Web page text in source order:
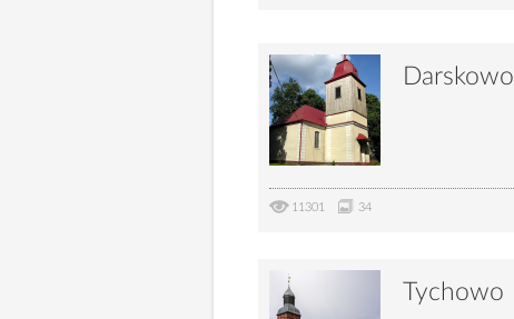
Darskowo
11301 34
Tychowo